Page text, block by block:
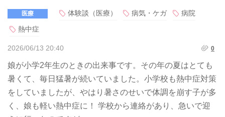
医療 体験談（医療） 病気・ケガ
病院
熱中症
2026/06/13 20:40 0
娘が小学2年生のときの出来事です。その年の夏はとても
暑くて、毎日猛暑が続いていました。小学校も熱中症対策
をしていましたが、やはり暑さのせいで体調を崩す子が多
く、娘も軽い熱中症に！ 学校から連絡があり、急いで迎